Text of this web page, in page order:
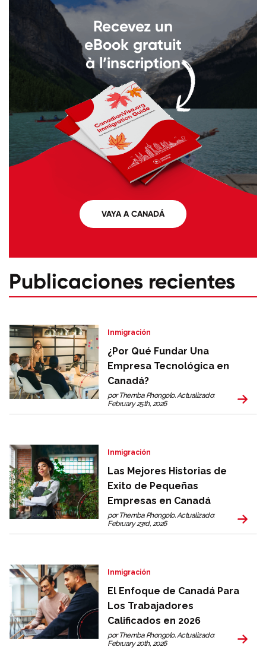
Recevez un
eBook gratuit
à l’inscription
VAYA A CANADÁ
Publicaciones recientes
Inmigración
¿Por Qué Fundar Una
Empresa Tecnológica en
Canadá?
por Themba Phongolo. Actualizado:
February 25th, 2026
Inmigración
Las Mejores Historias de
Exito de Pequeñas
Empresas en Canadá
por Themba Phongolo. Actualizado:
February 23rd, 2026
Inmigración
El Enfoque de Canadá Para
Los Trabajadores
Calificados en 2026
por Themba Phongolo. Actualizado:
February 20th, 2026